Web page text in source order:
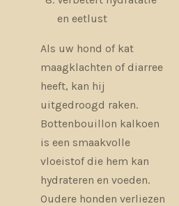
en eetlust
Als uw hond of kat
maagklachten of diarree
heeft, kan hij
uitgedroogd raken.
Bottenbouillon kalkoen
is een smaakvolle
vloeistof die hem kan
hydrateren en voeden.
Oudere honden verliezen